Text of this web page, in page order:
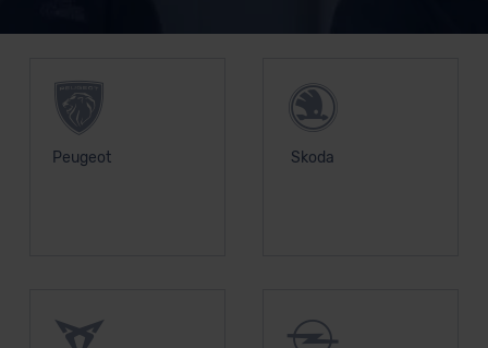
Peugeot Skoda